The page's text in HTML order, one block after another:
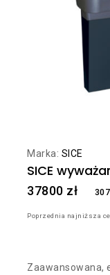
Marka: SICE
SICE
37800 zł
Poprzednia najniższa
Zaawansowana,